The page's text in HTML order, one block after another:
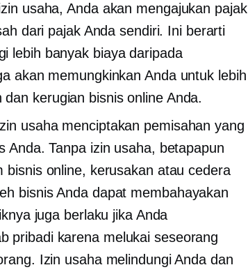
usaha, Anda akan mengajukan pajak
dari pajak Anda sendiri. Ini berarti
lebih banyak biaya daripada
akan memungkinkan Anda untuk lebih
kerugian bisnis online Anda.
usaha menciptakan pemisahan yang
Anda. Tanpa izin usaha, betapapun
bisnis online, kerusakan atau cedera
bisnis Anda dapat membahayakan
juga berlaku jika Anda
pribadi karena melukai seseorang
Izin usaha melindungi Anda dan